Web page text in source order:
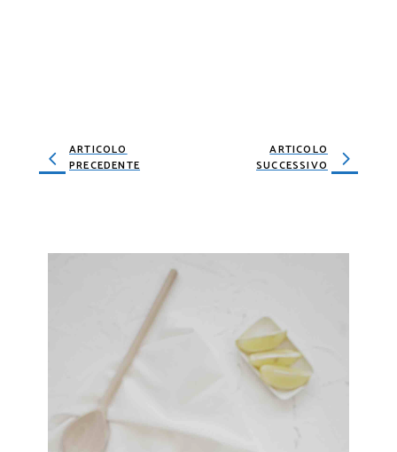
ARTICOLO
PRECEDENTE
ARTICOLO
SUCCESSIVO